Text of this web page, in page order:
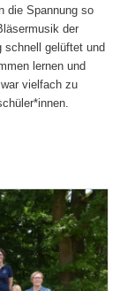
die Spannung so
der
schnell gelüftet und
lernen und
vielfach zu